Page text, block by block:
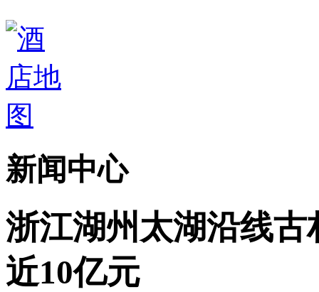
新闻中心
浙江湖州太湖沿线
近10亿元